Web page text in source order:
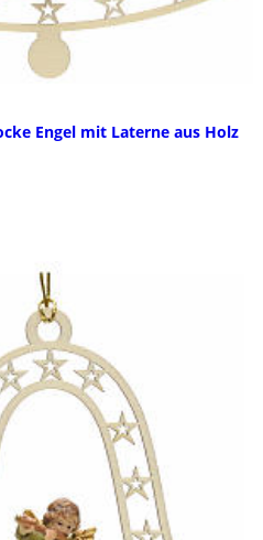
Engel mit Laterne aus Holz